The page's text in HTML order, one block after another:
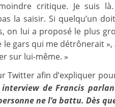
critique. Je suis
la saisir. Si quelqu’un
on lui a proposé le plus
gars qui me détrônerait »,
sur lui-même. »
Twitter afin d’expliquer
interview de Francis
ne l’a battu. Dès